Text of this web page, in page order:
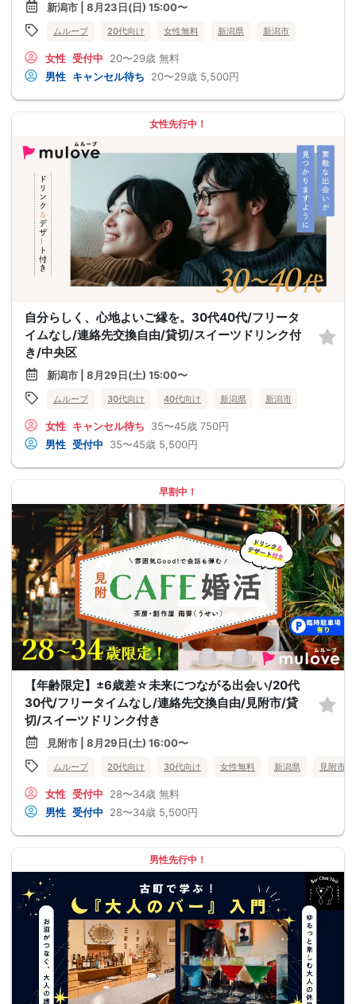
新潟市 | 8月23日(日) 15:00〜
ムルーブ 20代向け 女性無料 新潟県 新潟市
女性 受付中 20〜29歳 無料
男性 キャンセル待ち 20〜29歳 5,500円
女性先行中！
自分らしく、心地よいご縁を。30代40代/フリータ
イムなし/連絡先交換自由/貸切/スイーツドリンク付
き/中央区
新潟市 | 8月29日(土) 15:00〜
ムルーブ 30代向け 40代向け 新潟県 新潟市
女性 キャンセル待ち 35〜45歳 750円
男性 受付中 35〜45歳 5,500円
早割中！
【年齢限定】±6歳差☆未来につながる出会い/20代
30代/フリータイムなし/連絡先交換自由/見附市/貸
切/スイーツドリンク付き
見附市 | 8月29日(土) 16:00〜
ムルーブ 20代向け 30代向け 女性無料 新潟県 見附市
女性 受付中 28〜34歳 無料
男性 受付中 28〜34歳 5,500円
男性先行中！